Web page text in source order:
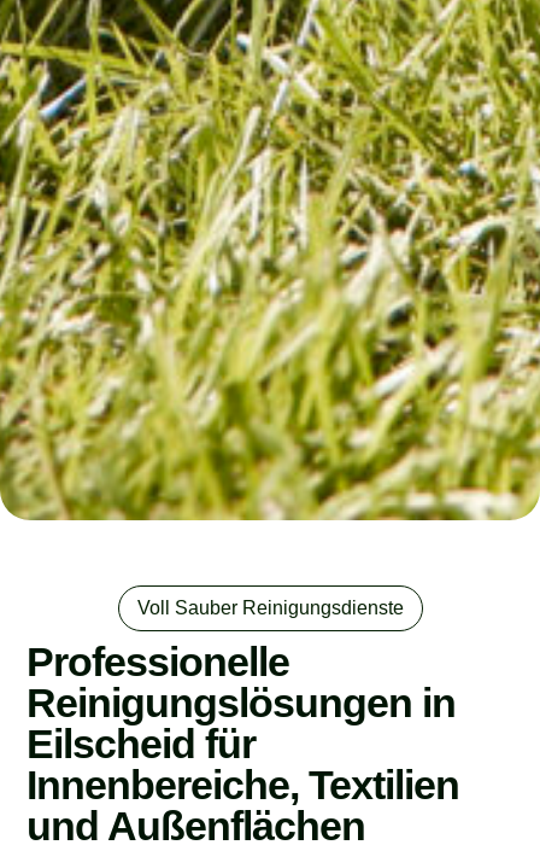
Voll Sauber Reinigungsdienste
Professionelle
Reinigungslösungen in
Eilscheid für
Innenbereiche, Textilien
und Außenflächen